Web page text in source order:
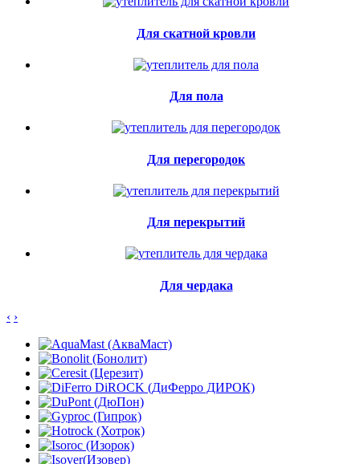
Для скатной кровли
Для пола
Для перегородок
Для перекрытий
Для чердака
‹ ›